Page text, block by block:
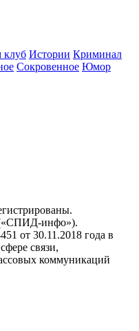
Истории Криминал
Сокровенное Юмор
(«СПИД-инфо»).
от 30.11.2018 года в
связи,
коммуникаций